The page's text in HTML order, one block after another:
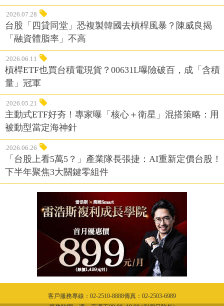
2026.07.28
台股「四貸同堂」恐複製韓國去槓桿風暴？陳威良揭
「融資體脂率」不高
2026.06.11
槓桿ETF也買台積電現貨？00631L曝險破百，成「含積
量」冠軍
2026.05.21
主動式ETF好夯！專家曝「核心＋衛星」混搭策略：用
被動型當定海神針
2026.06.26
「台股上看5萬5？」產業隊長張捷：AI重新定價台股！
下半年聚焦3大關鍵零組件
客戶服務專線：02-2510-8888傳真：02-2503-6989